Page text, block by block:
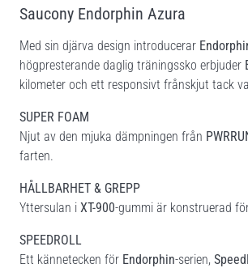
Saucony Endorphin Azura
Med sin djärva design introducerar
högpresterande daglig träningssko erbjuder
kilometer och ett responsivt frånskjut tack
SUPER FOAM
Njut av den mjuka dämpningen från
farten.
HÅLLBARHET & GREPP
Yttersulan i XT-900-gummi är konstruerad
SPEEDROLL
Ett kännetecken för Endorphin-serien,